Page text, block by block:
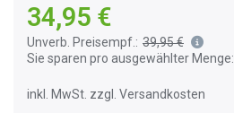
34,95 €
Unverb. Preisempf.: 39,95 €
Sie sparen pro ausgewählter Menge:
inkl. MwSt. zzgl. Versandkosten